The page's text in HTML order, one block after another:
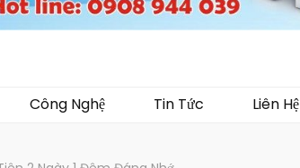
Công Nghệ Tin Tức Liên Hệ